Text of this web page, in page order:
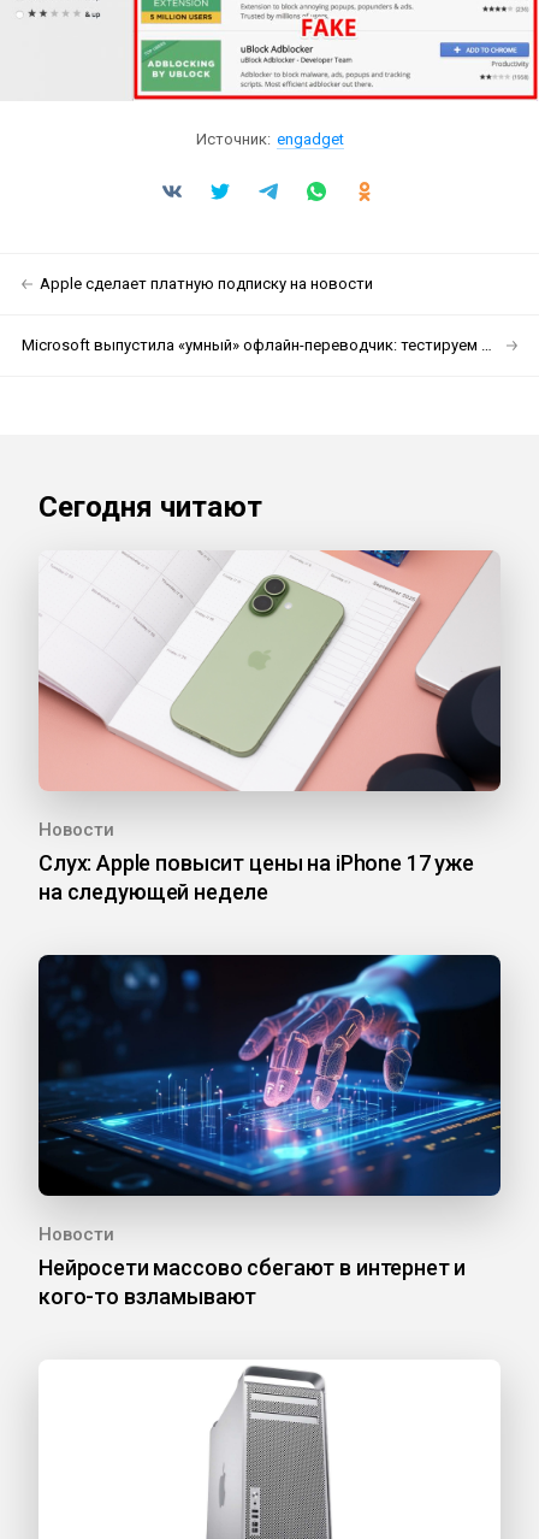
Источник: engadget
Apple сделает платную подписку на новости
Microsoft выпустила «умный» офлайн-переводчик: тестируем и делимся впечатлениями
Сегодня читают
Новости
Слух: Apple повысит цены на iPhone 17 уже
на следующей неделе
Новости
Нейросети массово сбегают в интернет и
кого-то взламывают